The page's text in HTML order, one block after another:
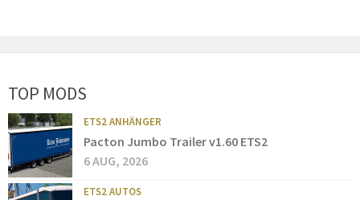
TOP MODS
ETS2 ANHÄNGER
Pacton Jumbo Trailer v1.60 ETS2
6 AUG, 2026
ETS2 AUTOS